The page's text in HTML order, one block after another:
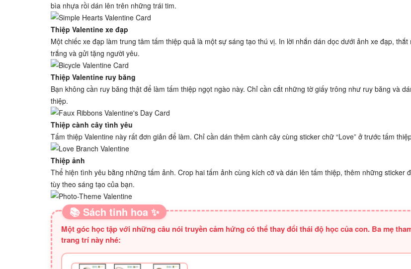
bìa nhựa rồi dán lên trên những trái tim.
Thiệp Valentine xe đạp
Một chiếc xe đạp làm trung tâm tấm thiệp quả là một sự sáng tạo thú vị. In lời nhắn dán dọc dưới ảnh xe đạp, thắt
trắng và gửi tặng người yêu.
Thiệp Valentine ruy băng
Bạn không cần ruy băng thật để làm tấm thiệp ngọt ngào này. Chỉ cần cắt những tờ giấy trông như ruy băng và
thiệp.
Thiệp cành cây tình yêu
Tấm thiệp Valentine này rất đơn giản để làm. Chỉ cần dán thêm cành cây cùng sticker chữ “Love” ở trước tấm
Thiệp ảnh
Thể hiện tình yêu bằng những tấm ảnh. Crop hai tấm ảnh cùng kích cỡ và dán lên tấm thiệp, thêm những sticker
tùy theo sáng tạo của bạn.
📚 Sách tinh hoa ✨
Một góc học tập với những câu nói truyền cảm hứng có thể thay đổi thái độ học của con. Ba mẹ
trang trí này nhé: